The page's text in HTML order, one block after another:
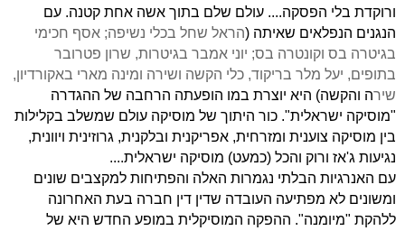
ורוקדת בלי הפסקה.... עולם שלם בתוך אשה אחת קטנה. עם
הנגנים הנפלאים שאיתה (הראל שחל בכלי נשיפה; אסף חכימי
בגיטרה בס וקונטרה בס; יוני אמבר בגיטרות, שרון פטרובר
בתופים, יעל מלר בריקוד, כלי הקשה ושירה ומינה מארי באקורדיון,
שירה והקשה) היא יוצרת במו הופעתה הרחבה של ההגדרה
"מוסיקה ישראלית". כור היתוך של מוסיקה עולם שמשלב בקלילות
בין מוסיקה צוענית ומזרחית, אפריקנית ובלקנית, גרוזינית ויוונית,
נגיעות ג'אז ורוק והכל (כמעט) מוסיקה ישראלית....
עם האנרגיות הבלתי נגמרות האלה והפתיחות למקצבים שונים
ומשונים לא מפתיעה העובדה שדין דין חברה בעת האחרונה
ללהקת "מיומנה". ההפקה המוסיקלית במופע החדש היא של